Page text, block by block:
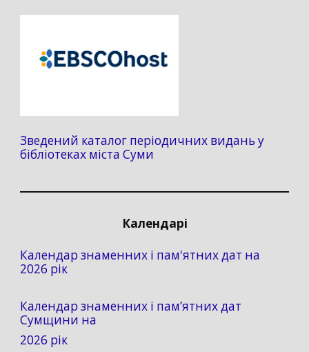
Зведений каталог періодичних видань у
бібліотеках міста Суми
Календарі
Календар знаменних і пам'ятних дат на
2026 рік
Календар знаменних і пам’ятних дат
Сумщини на
2026 рік